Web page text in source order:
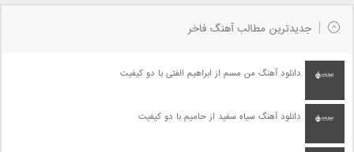
جدیدترین مطالب آهنگ فاخر
دانلود آهنگ من مسم از ابراهیم الفتی با دو کیفیت
دانلود آهنگ سیاه سفید از حامیم با دو کیفیت